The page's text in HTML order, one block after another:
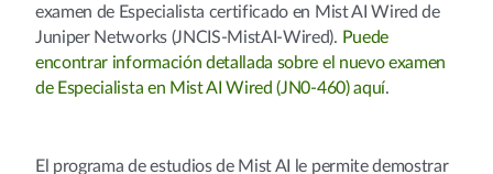
examen de Especialista certificado en Mist AI Wired de
Juniper Networks (JNCIS-MistAI-Wired). Puede
encontrar información detallada sobre el nuevo examen
de Especialista en Mist AI Wired (JN0-460) aquí.
El programa de estudios de Mist AI le permite demostrar